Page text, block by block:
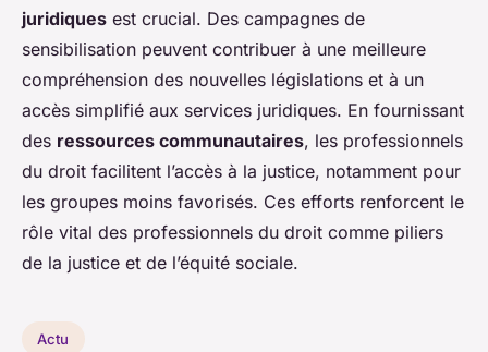
juridiques est crucial. Des campagnes de
sensibilisation peuvent contribuer à une meilleure
compréhension des nouvelles législations et à un
accès simplifié aux services juridiques. En fournissant
des ressources communautaires, les professionnels
du droit facilitent l’accès à la justice, notamment pour
les groupes moins favorisés. Ces efforts renforcent le
rôle vital des professionnels du droit comme piliers
de la justice et de l’équité sociale.
Actu